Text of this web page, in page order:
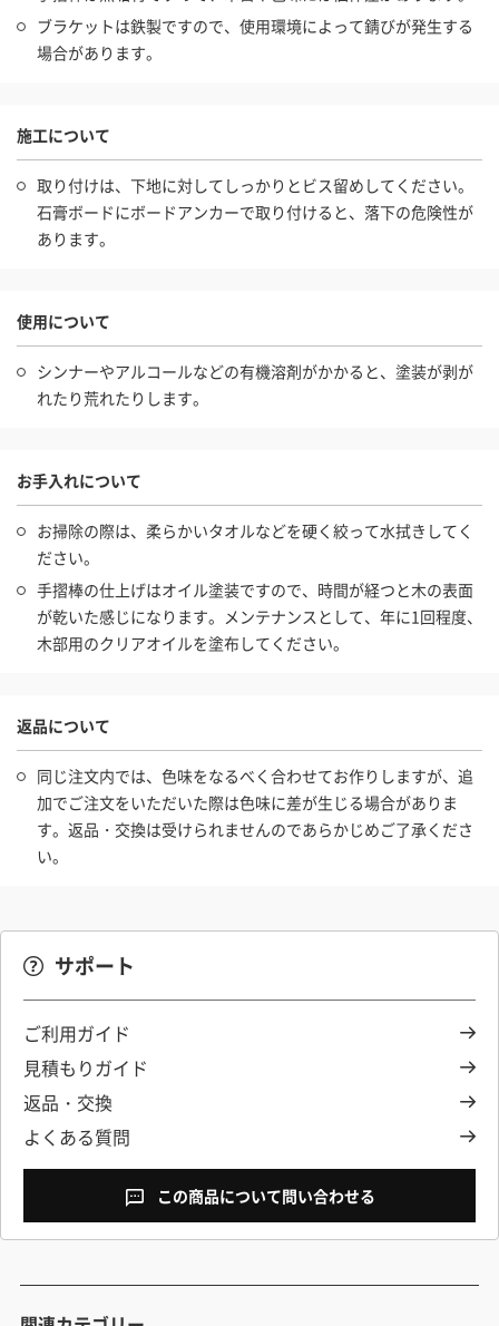
ブラケットは鉄製ですので、使用環境によって錆びが発生する
場合があります。
施工について
取り付けは、下地に対してしっかりとビス留めしてください。
石膏ボードにボードアンカーで取り付けると、落下の危険性が
あります。
使用について
シンナーやアルコールなどの有機溶剤がかかると、塗装が剥が
れたり荒れたりします。
お手入れについて
お掃除の際は、柔らかいタオルなどを硬く絞って水拭きしてく
ださい。
手摺棒の仕上げはオイル塗装ですので、時間が経つと木の表面
が乾いた感じになります。メンテナンスとして、年に1回程度、
木部用のクリアオイルを塗布してください。
返品について
同じ注文内では、色味をなるべく合わせてお作りしますが、追
加でご注文をいただいた際は色味に差が生じる場合がありま
す。返品・交換は受けられませんのであらかじめご了承くださ
い。
サポート
ご利用ガイド
見積もりガイド
返品・交換
よくある質問
この商品について問い合わせる